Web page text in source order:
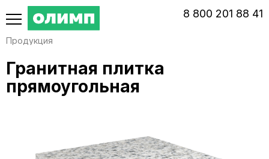
‭8‬ ‭800‬ ‭201 88 41‬
Продукция
Гранитная плитка
прямоугольная